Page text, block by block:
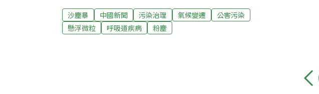
染共性，他們都具有載體作用，可以在顆粒表面富集各種有毒有害物質，
可以直接通過呼吸道沉積在人的肺部，引發呼吸道疾病，並可以被肺泡吸
收進入血液迴圈，導致其他器官疾病。
沙塵暴 中國新聞 污染治理 氣候變遷
公害污染
懸浮微粒
呼吸道疾病 粉塵